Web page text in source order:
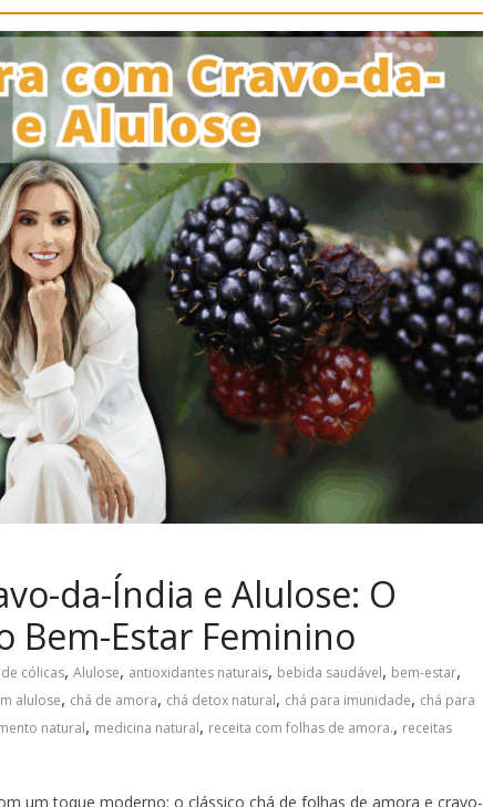
da-Índia e Alulose: O
Bem-Estar Feminino
cólicas, Alulose, antioxidantes naturais, bebida saudável, bem-estar,
alulose, chá de amora, chá detox natural, chá para imunidade, chá para
natural, medicina natural, receita com folhas de amora., receitas
um toque moderno: o clássico chá de folhas de amora e cravo-